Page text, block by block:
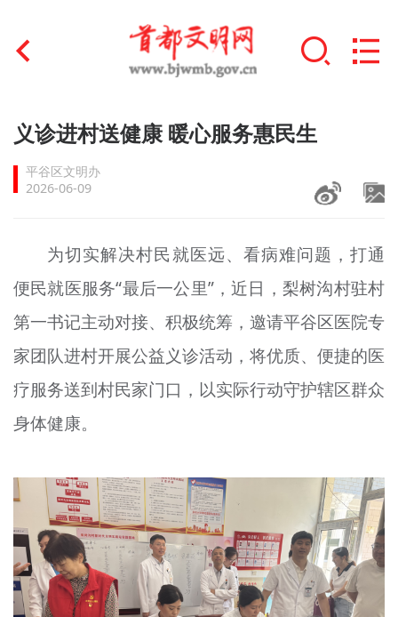
首页
文明创建
文明培育
+
未成年人思想道德建设
榜样人物
+
身边好人
文明评论
宣传思想文化人才
专题
资料库
+
义诊进村送健康 暖心服务惠民生
平谷区文明办
2026-06-09
为切实解决村民就医远、看病难问题，打通
便民就医服务“最后一公里”，近日，梨树沟村驻村
第一书记主动对接、积极统筹，邀请平谷区医院专
家团队进村开展公益义诊活动，将优质、便捷的医
疗服务送到村民家门口，以实际行动守护辖区群众
身体健康。